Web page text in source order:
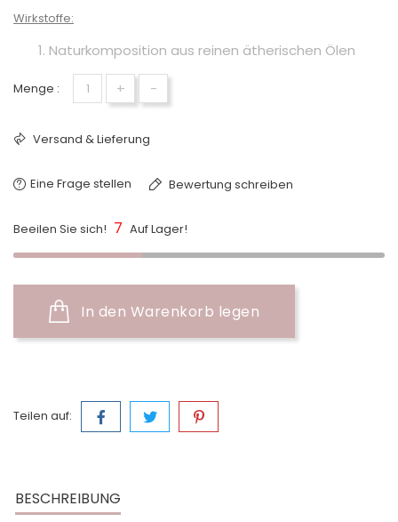
Wirkstoffe:
Naturkomposition aus reinen ätherischen Ölen
Menge : + -
Versand & Lieferung
Eine Frage stellen Bewertung schreiben
Beeilen Sie sich! 7 Auf Lager!
In den Warenkorb legen
Teilen auf:
BESCHREIBUNG